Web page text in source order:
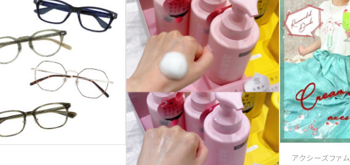
アクシーズファム